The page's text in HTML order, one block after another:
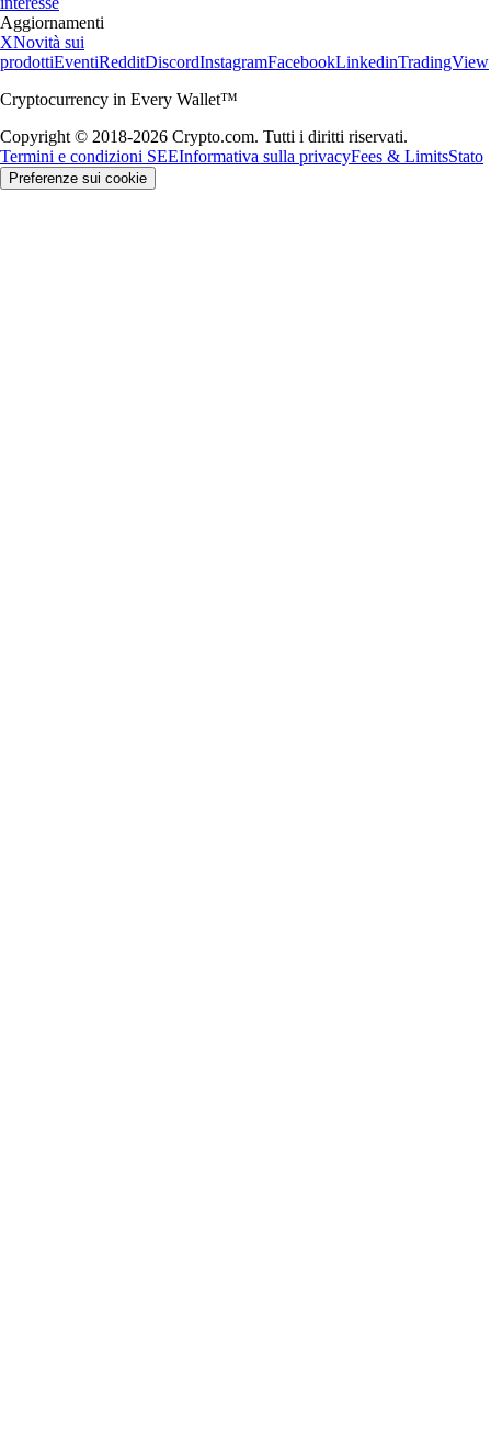
Aggiornamenti
XNovità sui
prodottiEventiRedditDiscordInstagramFacebookLinkedinTradingView
Cryptocurrency in Every Wallet™
Copyright © 2018-2026 Crypto.com. Tutti i diritti riservati.
Termini e condizioni SEEInformativa sulla privacyFees & LimitsStato
Preferenze sui cookie